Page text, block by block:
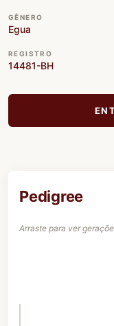
GÊNERO
Egua
REGISTRO
14481-BH
Pedigree
Arraste para ver